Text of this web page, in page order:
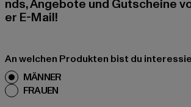
nds, Angebote und Gutscheine
er E-Mail!
An welchen Produkten bist du
MÄNNER
FRAUEN